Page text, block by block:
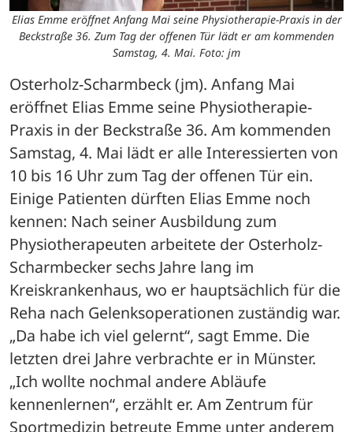
Elias Emme eröffnet Anfang Mai seine Physiotherapie-Praxis in der
Beckstraße 36. Zum Tag der offenen Tür lädt er am kommenden
Samstag, 4. Mai. Foto: jm
Osterholz-Scharmbeck (jm). Anfang Mai
eröffnet Elias Emme seine Physiotherapie-
Praxis in der Beckstraße 36. Am kommenden
Samstag, 4. Mai lädt er alle Interessierten von
10 bis 16 Uhr zum Tag der offenen Tür ein.
Einige Patienten dürften Elias Emme noch
kennen: Nach seiner Ausbildung zum
Physiotherapeuten arbeitete der Osterholz-
Scharmbecker sechs Jahre lang im
Kreiskrankenhaus, wo er hauptsächlich für die
Reha nach Gelenksoperationen zuständig war.
„Da habe ich viel gelernt“, sagt Emme. Die
letzten drei Jahre verbrachte er in Münster.
„Ich wollte nochmal andere Abläufe
kennenlernen“, erzählt er. Am Zentrum für
Sportmedizin betreute Emme unter anderem